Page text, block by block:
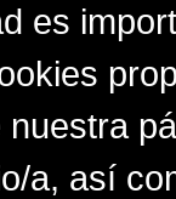
es
nuestra
a, así